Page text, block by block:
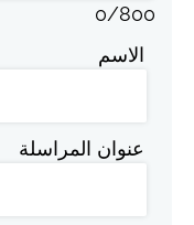
0/800
الاسم
عنوان المراسلة